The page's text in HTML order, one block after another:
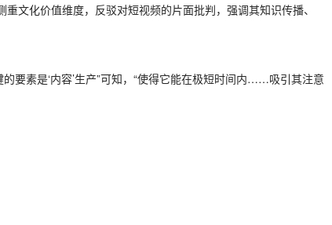
文化价值维度，反驳对短视频的片面批判，强调其知识传播、
要素是‘内容’生产”可知，“使得它能在极短时间内……吸引其注意